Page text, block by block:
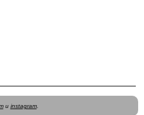
и instagram.